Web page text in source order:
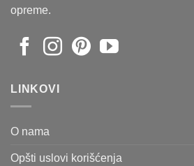
opreme.
LINKOVI
O nama
Opšti uslovi korišćenja